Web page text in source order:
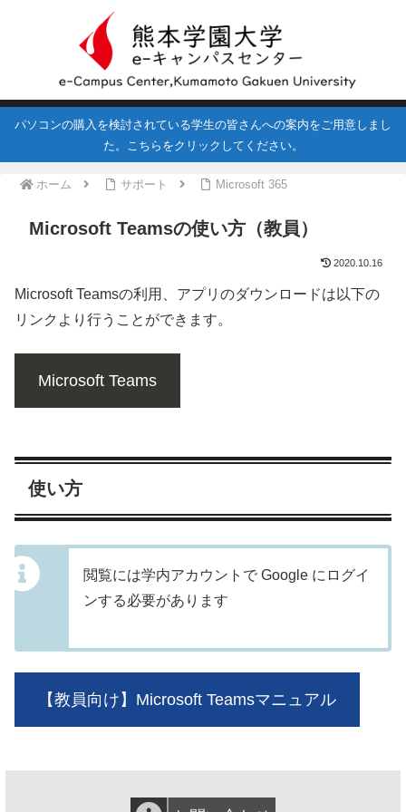
パソコンの購入を検討されている学生の皆さんへの案内をご用意しまし
た。こちらをクリックしてください。
ホーム サポート Microsoft 365
Microsoft Teamsの使い方（教員）
2020.10.16
Microsoft Teamsの利用、アプリのダウンロードは以下の
リンクより行うことができます。
Microsoft Teams
使い方
閲覧には学内アカウントで Google にログイ
ンする必要があります
【教員向け】Microsoft Teamsマニュアル